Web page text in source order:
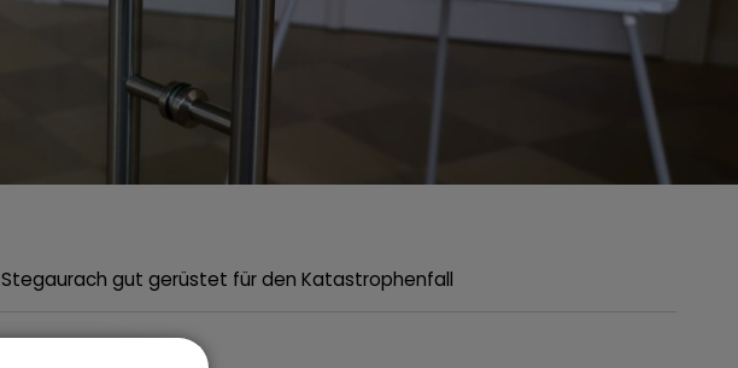
Stegaurach gut gerüstet für den Katastrophenfall